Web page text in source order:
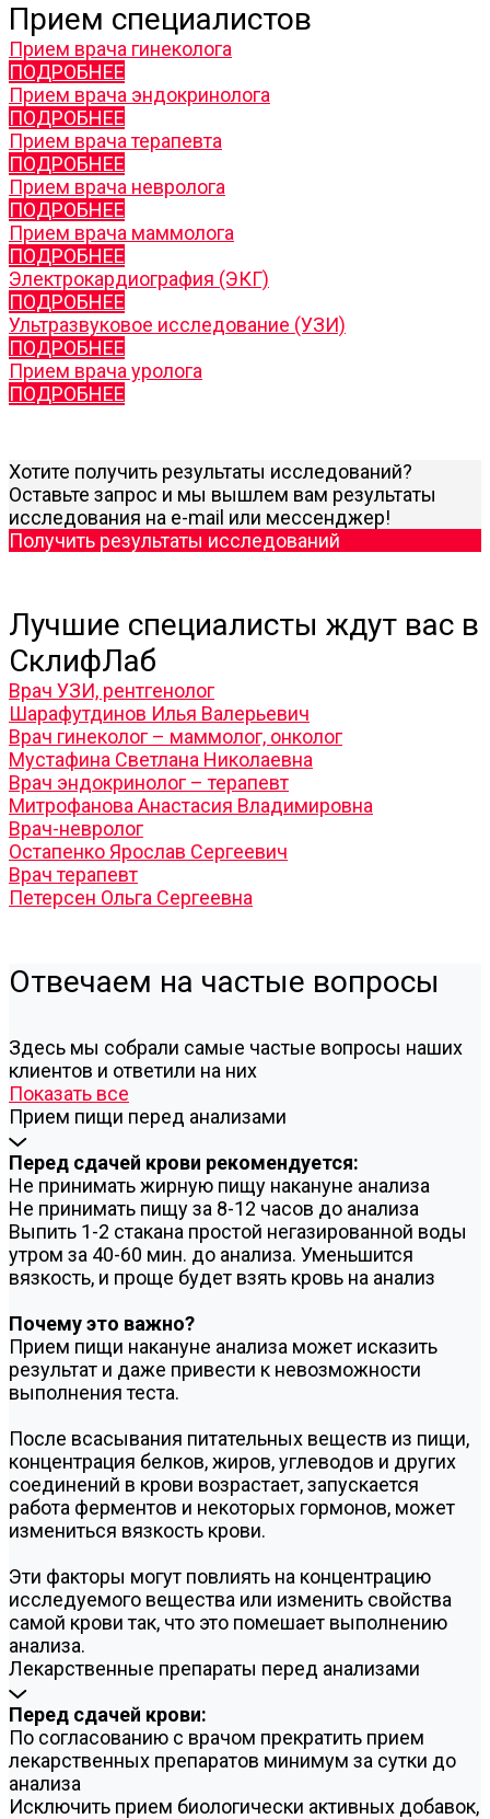
Прием специалистов
Прием врача гинеколога
ПОДРОБНЕЕ
Прием врача эндокринолога
ПОДРОБНЕЕ
Прием врача терапевта
ПОДРОБНЕЕ
Прием врача невролога
ПОДРОБНЕЕ
Прием врача маммолога
ПОДРОБНЕЕ
Электрокардиография (ЭКГ)
ПОДРОБНЕЕ
Ультразвуковое исследование (УЗИ)
ПОДРОБНЕЕ
Прием врача уролога
ПОДРОБНЕЕ
Хотите получить результаты исследований?
Оставьте запрос и мы вышлем вам результаты
исследования на e-mail или мессенджер!
Получить результаты исследований
Лучшие специалисты ждут вас в
СклифЛаб
Врач УЗИ, рентгенолог
Шарафутдинов Илья Валерьевич
Врач гинеколог – маммолог, онколог
Мустафина Светлана Николаевна
Врач эндокринолог – терапевт
Митрофанова Анастасия Владимировна
Врач-невролог
Остапенко Ярослав Сергеевич
Врач терапевт
Петерсен Ольга Сергеевна
Отвечаем на частые вопросы
Здесь мы собрали самые частые вопросы наших
клиентов и ответили на них
Показать все
Прием пищи перед анализами
Перед сдачей крови рекомендуется:
Не принимать жирную пищу накануне анализа
Не принимать пищу за 8-12 часов до анализа
Выпить 1-2 стакана простой негазированной воды
утром за 40-60 мин. до анализа. Уменьшится
вязкость, и проще будет взять кровь на анализ
Почему это важно?
Прием пищи накануне анализа может исказить
результат и даже привести к невозможности
выполнения теста.
После всасывания питательных веществ из пищи,
концентрация белков, жиров, углеводов и других
соединений в крови возрастает, запускается
работа ферментов и некоторых гормонов, может
измениться вязкость крови.
Эти факторы могут повлиять на концентрацию
исследуемого вещества или изменить свойства
самой крови так, что это помешает выполнению
анализа.
Лекарственные препараты перед анализами
Перед сдачей крови:
По согласованию с врачом прекратить прием
лекарственных препаратов минимум за сутки до
анализа
Исключить прием биологически активных добавок,